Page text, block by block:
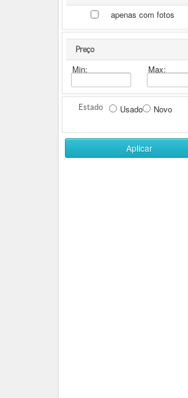
apenas com fotos
Preço
Min: Max:
Estado Usado Novo
Aplicar